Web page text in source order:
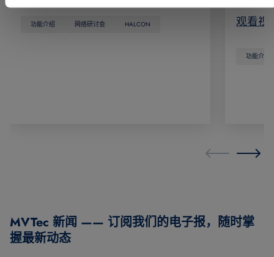
功能介绍 网络研讨会 HALCON
观看视
功能介绍
MVTec 新闻 —— 订阅我们的电子报，随时掌
握最新动态